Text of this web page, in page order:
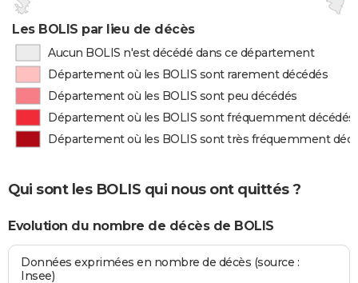
Les BOLIS par lieu de décès
Aucun BOLIS n'est décédé dans ce département
Département où les BOLIS sont rarement décédés
Département où les BOLIS sont peu décédés
Département où les BOLIS sont fréquemment décédés
Département où les BOLIS sont très fréquemment
Qui sont les BOLIS qui nous ont quittés ?
Evolution du nombre de décès de BOLIS
Données exprimées en nombre de décès (source :
Insee)